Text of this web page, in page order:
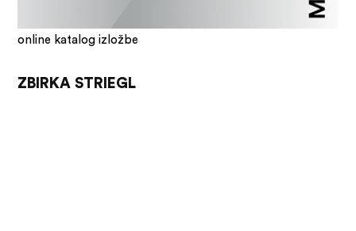
online katalog izložbe
ZBIRKA STRIEGL